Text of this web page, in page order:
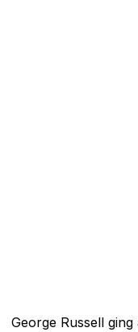
George Russell